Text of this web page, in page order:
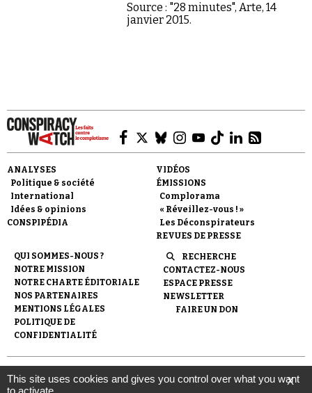
Faire un don
Demander à Vera
Source : "28 minutes", Arte, 14
janvier 2015.
ANALYSES
Politique & société
International
Idées & opinions
CONSPIPÉDIA
VIDÉOS
ÉMISSIONS
Complorama
« Réveillez-vous ! »
Les Déconspirateurs
REVUES DE PRESSE
QUI SOMMES-NOUS ?
NOTRE MISSION
NOTRE CHARTE ÉDITORIALE
NOS PARTENAIRES
MENTIONS LÉGALES
POLITIQUE DE
CONFIDENTIALITÉ
RECHERCHE
CONTACTEZ-NOUS
ESPACE PRESSE
NEWSLETTER
FAIRE UN DON
© 2007- 2026 Conspiracy Watch | Une réalisation de
l'Observatoire du conspirationnisme (association loi de 1901) avec
X
This site uses cookies and gives you control over what you want
to activate